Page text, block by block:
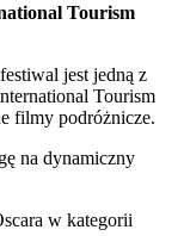
Tourism
jest jedną z
Tourism
filmy podróżnicze.
na dynamiczny
w kategorii